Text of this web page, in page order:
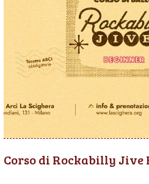
Corso di Rockabilly Jive